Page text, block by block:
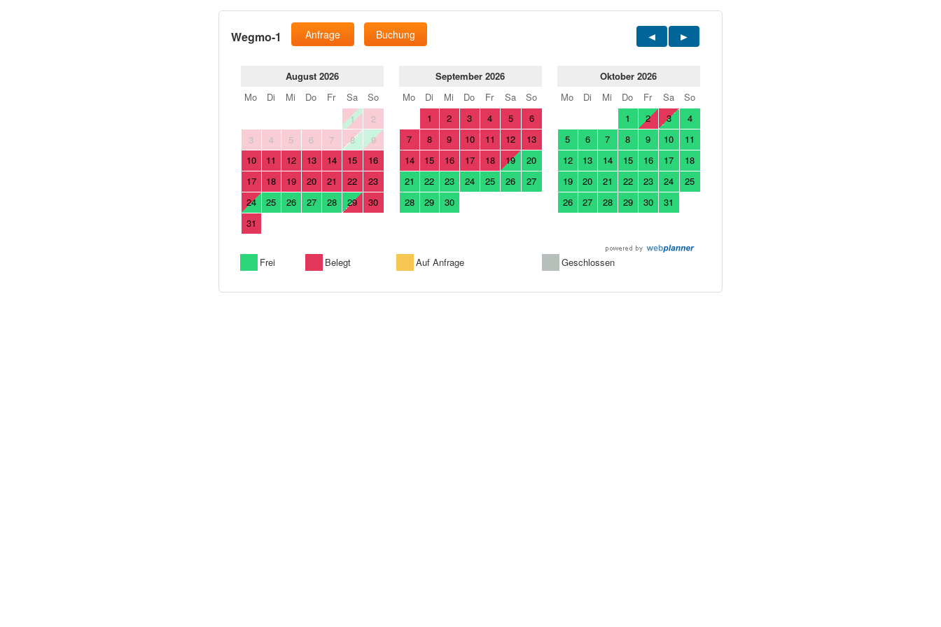
Wegmo-1 Anfrage Buchung
August 2026
Mo
Di Mi Do Fr Sa
So
1
2
3
4 5 6 7 8
9
10
11 12 13 14 15
16
17
18 19 20 21 22
23
24
25 26 27 28 29
30
31
September 2026
Mo
Di Mi Do Fr Sa
So
1
2 3 4 5
6
7
8 9 10 11 12
13
14
15 16 17 18 19
20
21
22 23 24 25 26
27
28
29 30
Oktober 2026
Mo
Di Mi Do Fr Sa
So
1
2 3
4
5
6 7 8 9 10
11
12
13 14 15 16 17
18
19
20 21 22 23 24
25
26
27 28 29 30 31
Frei Belegt Auf Anfrage Geschlossen